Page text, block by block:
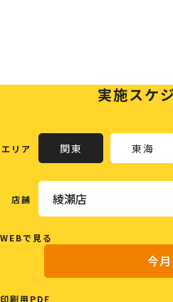
実施スケ
エリア 関東 東海
店舗
WEBで見る
今月
印刷用PDF